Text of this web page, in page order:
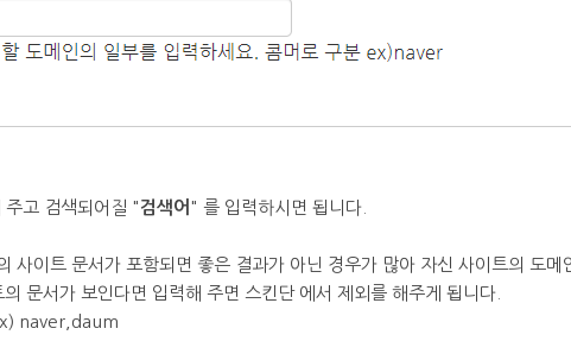
주고 검색되어질 "검색어 " 를 입력하시면 됩니다.
사이트 문서가 포함되면 좋은 결과가 아닌 경우가 많아 자신 사이트의 도
문서가 보인다면 입력해 주면 스킨단 에서 제외를 해주게 됩니다.
naver,daum